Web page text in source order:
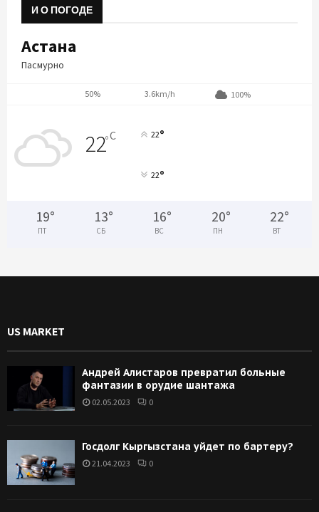
И О ПОГОДЕ
Астана
Пасмурно
50% 3.6km/h 100%
22°C 22°
22°
19°
ПТ
13°
СБ
16°
ВС
20°
ПН
22°
ВТ
US MARKET
Андрей Алистаров превратил больные
фантазии в орудие шантажа
02.05.2023 0
Госдолг Кыргызстана уйдет по бартеру?
21.04.2023 0